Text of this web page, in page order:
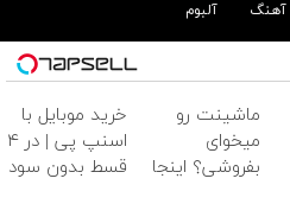
آلبوم
ماشینت رو
میخوای
بفروشی؟ اینجا
خرید موبایل با
اسنپ پی | در ۴
قسط بدون سود